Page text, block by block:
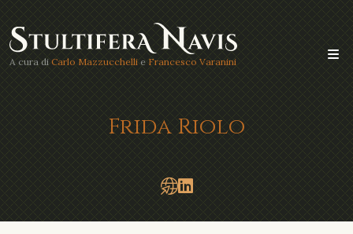
A cura di Carlo Mazzucchelli e Francesco Varanini
Frida Riolo